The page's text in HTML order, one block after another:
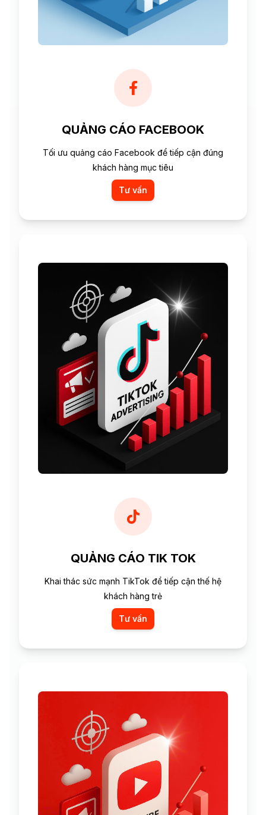
QUẢNG CÁO FACEBOOK
Tối ưu quảng cáo Facebook để tiếp cận đúng
khách hàng mục tiêu
Tư vấn
QUẢNG CÁO TIK TOK
Khai thác sức mạnh TikTok để tiếp cận thế hệ
khách hàng trẻ
Tư vấn